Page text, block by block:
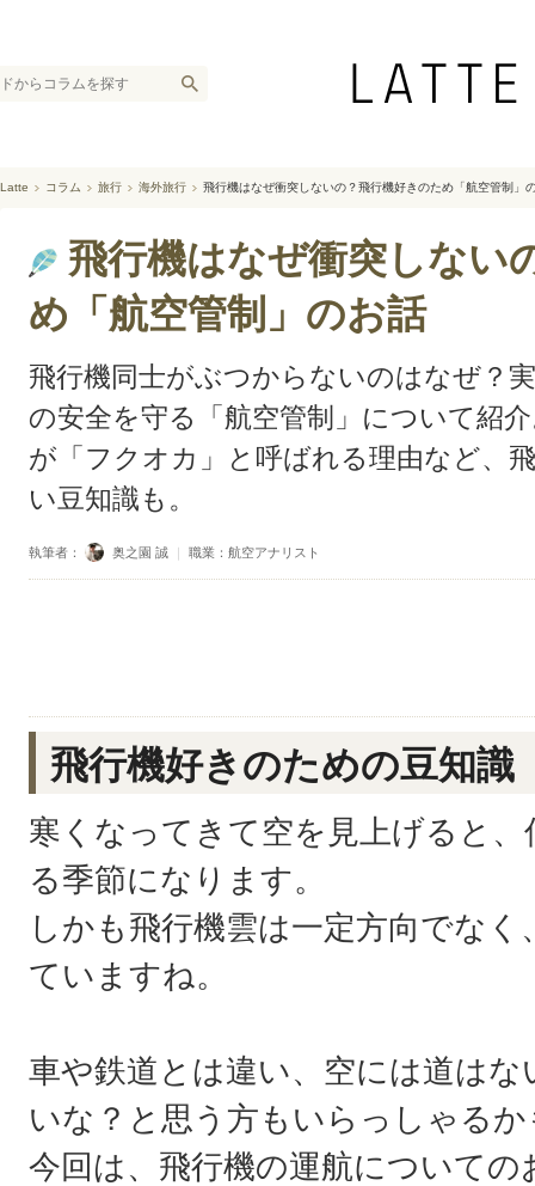
Latte コラム 旅行 海外旅行 飛行機はなぜ衝突しないの？飛行機好きのため「航空管制」
飛行機はなぜ衝突しない
め「航空管制」のお話
飛行機同士がぶつからないのはなぜ？
の安全を守る「航空管制」について紹
が「フクオカ」と呼ばれる理由など、
い豆知識も。
執筆者： 奥之園 誠 ｜ 職業：航空アナリスト
飛行機好きのための豆知識
寒くなってきて空を見上げると
る季節になります。
しかも飛行機雲は一定方向でな
ていますね。
車や鉄道とは違い、空には道は
いな？と思う方もいらっしゃる
今回は、飛行機の運航についての